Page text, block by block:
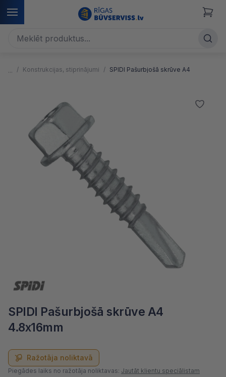
Konstrukcijas, stiprinājumi SPIDI Pašurbjošā skrūve A4
SPIDI Pašurbjošā skrūve A4
4.8x16mm
Ražotāja noliktavā
Piegādes laiks no ražotāja noliktavas: Jautāt klientu speciālistam